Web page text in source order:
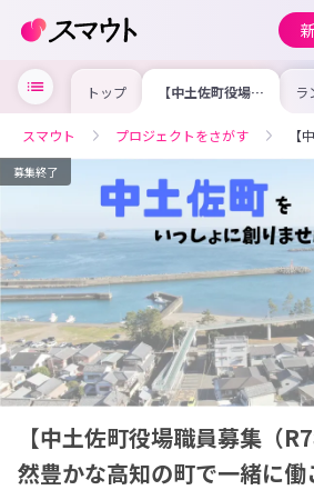
トップ 【中土佐町役場職
員募集（R7年度
な高知の町で一緒
に働こう！
ラ
スマウト プロジェクトをさがす 【
募集終了
【中土佐町役場職員募集（
然豊かな高知の町で一緒に働